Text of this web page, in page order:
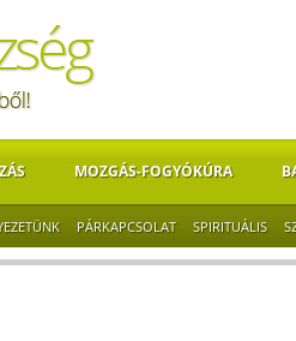
MOZGÁS-FOGYÓKÚRA
PÁRKAPCSOLAT SPIRITUÁLIS